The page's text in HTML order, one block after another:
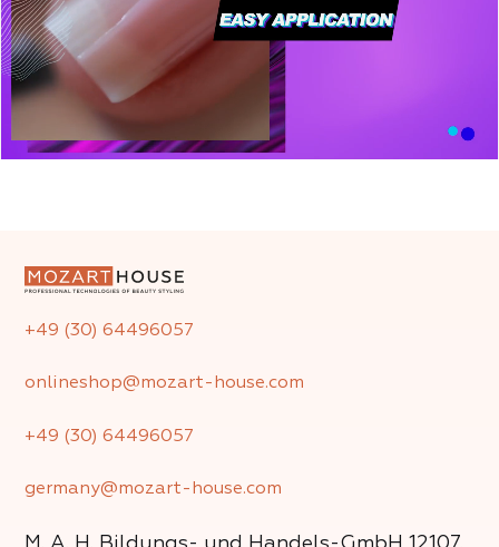
+49 (30) 64496057
onlineshop@mozart-house.com
+49 (30) 64496057
germany@mozart-house.com